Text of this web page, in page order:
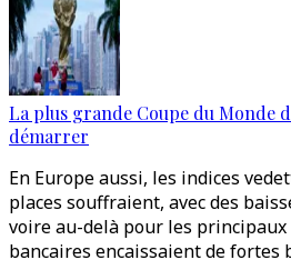
La plus grande Coupe du Monde
démarrer
En Europe aussi, les indices
places souffraient, avec des
voire au-delà pour les
bancaires encaissaient de fortes